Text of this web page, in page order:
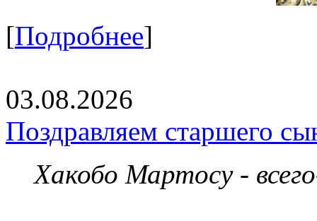
[Подробнее]
03.08.2026
Поздравляем старшего
Хакобо Мартосу -